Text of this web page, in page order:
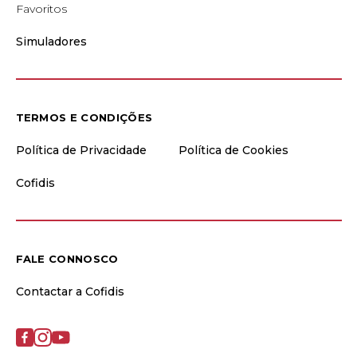
Favoritos
Simuladores
TERMOS E CONDIÇÕES
Política de Privacidade Política de Cookies
Cofidis
FALE CONNOSCO
Contactar a Cofidis